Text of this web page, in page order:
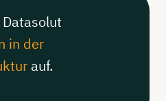
in der
auf.